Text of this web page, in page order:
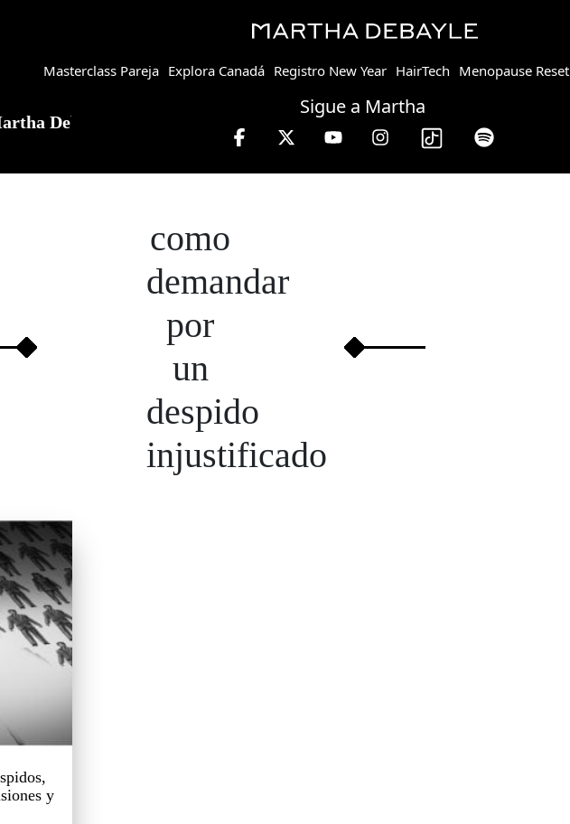
Masterclass Pareja Explora Canadá Registro New Year HairTech Menopause Reset
Sigue a Martha
en W, lunes a viernes de 10 a 13 hrs.
como
demandar
por
un
despido
injustificado
y